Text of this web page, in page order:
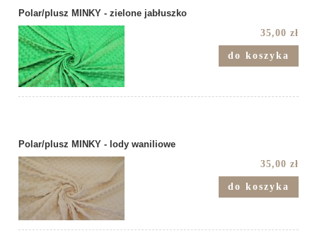
Polar/plusz MINKY - zielone jabłuszko
35,00 zł
do koszyka
Polar/plusz MINKY - lody waniliowe
35,00 zł
do koszyka